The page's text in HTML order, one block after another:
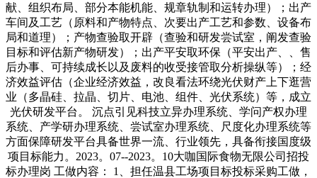
献、组织布局、部分本能机能、规章轨制和运转办理）；出产
车间及工艺（原料和产物特点、次要出产工艺和参数、设备布
局和道理）；产物查验取开辟（查验和研发尝试室，阐发查验
目标和评估新产物研发）；出产平安取环保（平安出产、、售
后办事、可持续成长以及废料的收受接管取分析操纵等）；经
济效益评估（企业经济效益，改良看法环绕光伏财产上下逛营
业（多晶硅、拉晶、切片、电池、组件、光伏系统）等，成立
光伏研发平台。 沉点引见科技立异办理系统、学问产权办理
系统、产学研办理系统、尝试室办理系统、尺度化办理系统等
方面保障研发平台具备世界一流、行业领先，具备衔接国度级
项目标能力。2023。07--2023。10大咖国际食物无限公司招投
标办理岗 工做内容： 1、担任温县工场项目标投标采购工做，